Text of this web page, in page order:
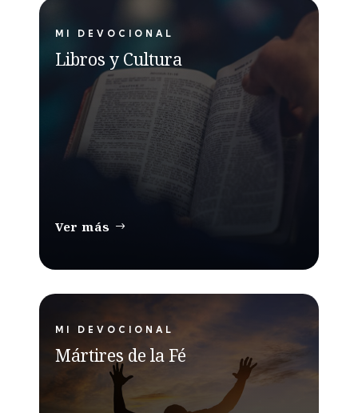
MI DEVOCIONAL
Libros y Cultura
Ver más
MI DEVOCIONAL
Mártires de la Fé